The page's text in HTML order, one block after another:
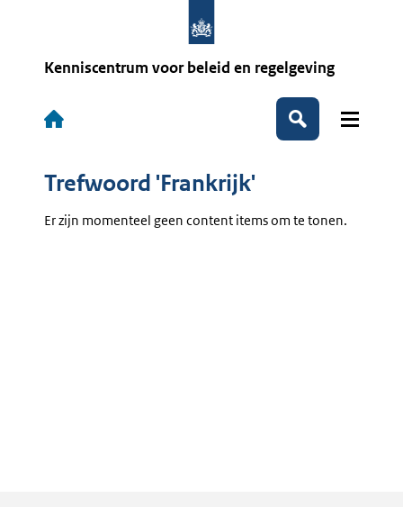
Kenniscentrum voor beleid en regelgeving
Hoofdnavigatie
Zoeken
Trefwoord 'Frankrijk'
Er zijn momenteel geen content items om te tonen.